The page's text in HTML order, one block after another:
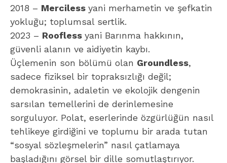
2018 – Merciless yani merhametin ve şefkatin
yokluğu; toplumsal sertlik.
2023 – Roofless yani Barınma hakkının,
güvenli alanın ve aidiyetin kaybı.
Üçlemenin son bölümü olan Groundless,
sadece fiziksel bir topraksızlığı değil;
demokrasinin, adaletin ve ekolojik dengenin
sarsılan temellerini de derinlemesine
sorguluyor. Polat, eserlerinde özgürlüğün nasıl
tehlikeye girdiğini ve toplumu bir arada tutan
“sosyal sözleşmelerin” nasıl çatlamaya
başladığını görsel bir dille somutlaştırıyor.